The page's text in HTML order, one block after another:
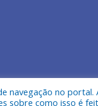
Municipal de São João
navegação no
sobre como isso é